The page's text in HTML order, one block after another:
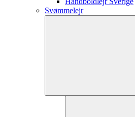
Svømmelejr